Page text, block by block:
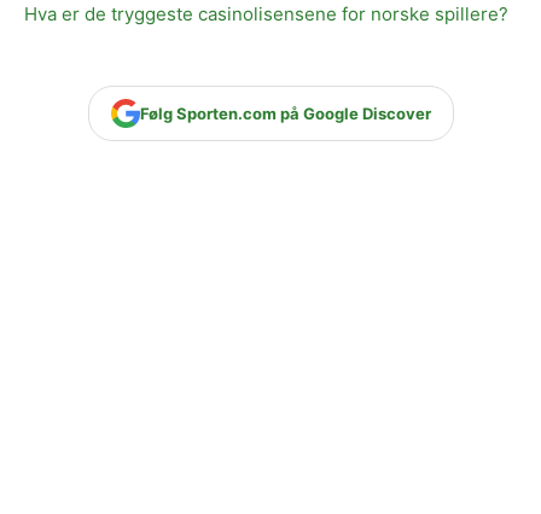
Hva er de tryggeste casinolisensene for norske spillere?
Følg Sporten.com på Google Discover